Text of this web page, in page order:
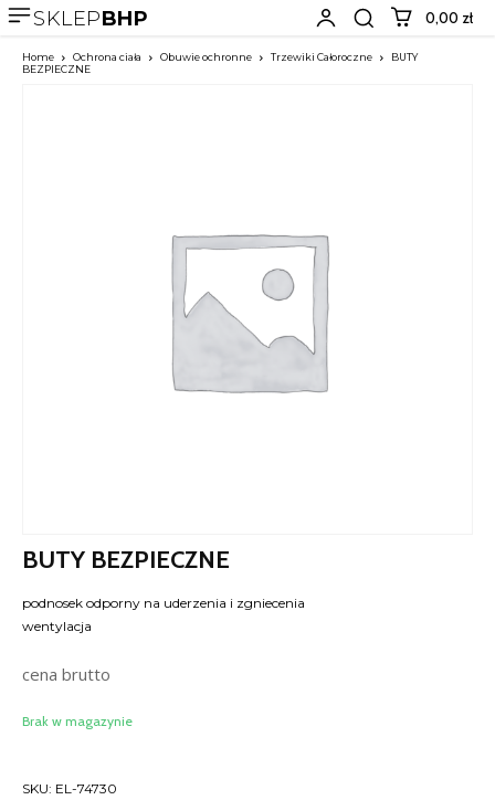
SKLEPBHP 0,00 zł
Home Ochrona ciała Obuwie ochronne Trzewiki Całoroczne
BUTY
BEZPIECZNE
BUTY BEZPIECZNE
podnosek odporny na uderzenia i zgniecenia
wentylacja
cena brutto
Brak w magazynie
SKU: EL-74730